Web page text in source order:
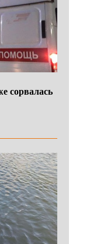
сорвалась